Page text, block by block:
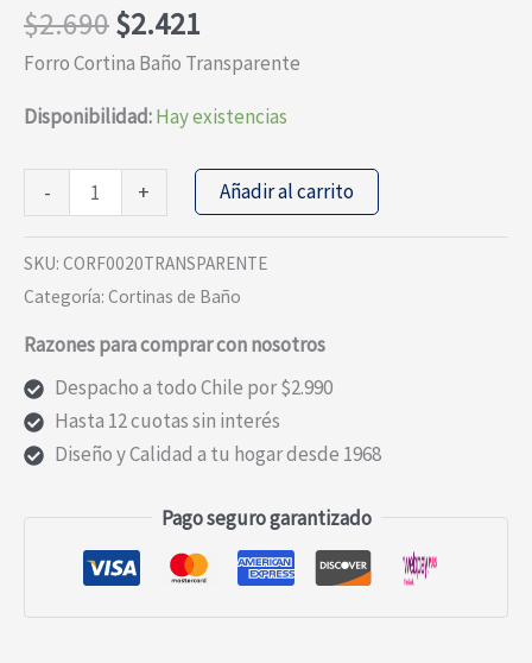
$2.690El
precio
era:
$2.421
precio
es:
Forro Cortina Baño Transparente
Disponibilidad:Hay existencias
-
Cortina
Baño
Transparente
+ Añadir al carrito
SKU: CORF0020TRANSPARENTE
Categoría: Cortinas de Baño
Razones para comprar con nosotros
Despacho a todo Chile por $2.990
Hasta 12 cuotas sin interés
Diseño y Calidad a tu hogar desde 1968
Pago seguro garantizado